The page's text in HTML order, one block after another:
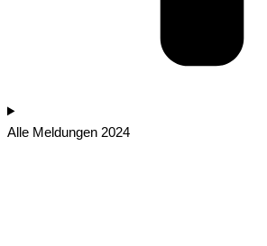
Alle Meldungen 2024